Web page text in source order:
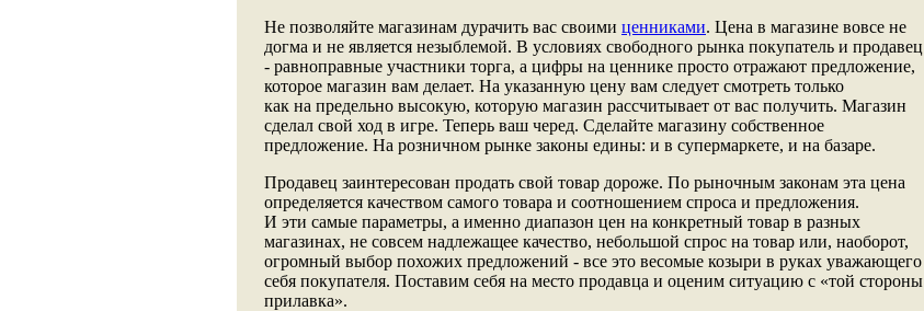
Не позволяйте магазинам дурачить вас своими ценниками. Цена в магазине вовсе не
догма и не является незыблемой. В условиях свободного рынка покупатель и продавец
- равноправные участники торга, а цифры на ценнике просто отражают предложение,
которое магазин вам делает. На указанную цену вам следует смотреть только
как на предельно высокую, которую магазин рассчитывает от вас получить. Магазин
сделал свой ход в игре. Теперь ваш черед. Сделайте магазину собственное
предложение. На розничном рынке законы едины: и в супермаркете, и на базаре.
Продавец заинтересован продать свой товар дороже. По рыночным законам эта цена
определяется качеством самого товара и соотношением спроса и предложения.
И эти самые параметры, а именно диапазон цен на конкретный товар в разных
магазинах, не совсем надлежащее качество, небольшой спрос на товар или, наоборот,
огромный выбор похожих предложений - все это весомые козыри в руках уважающего
себя покупателя. Поставим себя на место продавца и оценим ситуацию с «той стороны
прилавка».